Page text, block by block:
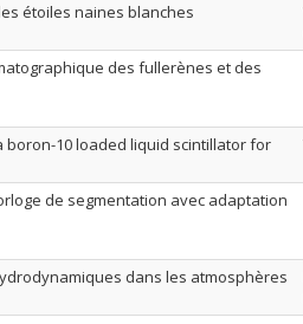
étoiles naines blanches
des fullerènes et des
10 loaded liquid scintillator for
de segmentation avec adaptation
dans les atmosphères